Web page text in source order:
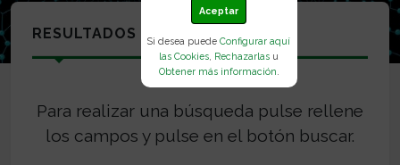
Aceptar
Si desea puedeConfigurar aquí
las Cookies Rechazarlas u
Obtener más información
RESULTADOS
Para realizar una búsqueda pulse rellene
los campos y pulse en el botón buscar.